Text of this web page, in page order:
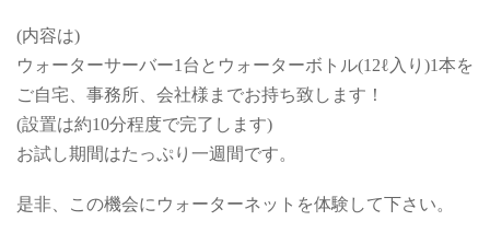
(内容は)
ウォーターサーバー1台とウォーターボトル(12ℓ入り)1本を
ご自宅、事務所、会社様までお持ち致します！
(設置は約10分程度で完了します)
お試し期間はたっぷり一週間です。
是非、この機会にウォーターネットを体験して下さい。